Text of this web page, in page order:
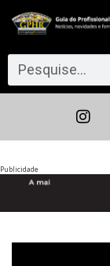
Publicidade